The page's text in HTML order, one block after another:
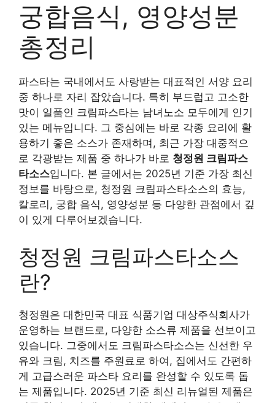
궁합음식, 영양성분
총정리
파스타는 국내에서도 사랑받는 대표적인 서양 요리
중 하나로 자리 잡았습니다. 특히 부드럽고 고소한
맛이 일품인 크림파스타는 남녀노소 모두에게 인기
있는 메뉴입니다. 그 중심에는 바로 각종 요리에 활
용하기 좋은 소스가 존재하며, 최근 가장 대중적으
로 각광받는 제품 중 하나가 바로 청정원 크림파스
타소스입니다. 본 글에서는 2025년 기준 가장 최신
정보를 바탕으로, 청정원 크림파스타소스의 효능,
칼로리, 궁합 음식, 영양성분 등 다양한 관점에서 깊
이 있게 다루어보겠습니다.
청정원 크림파스타소스
란?
청정원은 대한민국 대표 식품기업 대상주식회사가
운영하는 브랜드로, 다양한 소스류 제품을 선보이고
있습니다. 그중에서도 크림파스타소스는 신선한 우
유와 크림, 치즈를 주원료로 하여, 집에서도 간편하
게 고급스러운 파스타 요리를 완성할 수 있도록 돕
는 제품입니다. 2025년 기준 최신 리뉴얼된 제품은